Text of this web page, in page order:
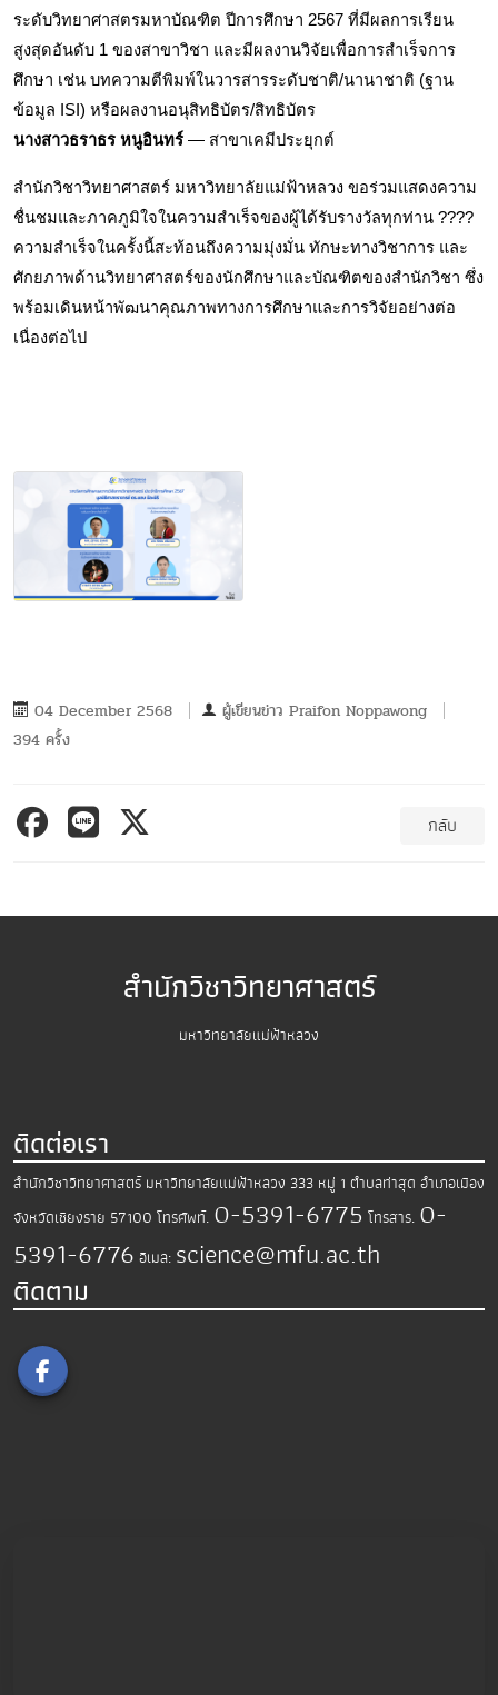
ระดับวิทยาศาสตรมหาบัณฑิต ปีการศึกษา 2567 ที่มีผลการเรียน
สูงสุดอันดับ 1 ของสาขาวิชา และมีผลงานวิจัยเพื่อการสำเร็จการ
ศึกษา เช่น บทความตีพิมพ์ในวารสารระดับชาติ/นานาชาติ (ฐาน
ข้อมูล ISI) หรือผลงานอนุสิทธิบัตร/สิทธิบัตร
นางสาวธราธร หนูอินทร์ — สาขาเคมีประยุกต์
สำนักวิชาวิทยาศาสตร์ มหาวิทยาลัยแม่ฟ้าหลวง ขอร่วมแสดงความ
ชื่นชมและภาคภูมิใจในความสำเร็จของผู้ได้รับรางวัลทุกท่าน ????
ความสำเร็จในครั้งนี้สะท้อนถึงความมุ่งมั่น ทักษะทางวิชาการ และ
ศักยภาพด้านวิทยาศาสตร์ของนักศึกษาและบัณฑิตของสำนักวิชา ซึ่ง
พร้อมเดินหน้าพัฒนาคุณภาพทางการศึกษาและการวิจัยอย่างต่อ
เนื่องต่อไป
04 December 2568 ผู้เขียนข่าว Praifon Noppawong
394 ครั้ง
กลับ
สำนักวิชาวิทยาศาสตร์
มหาวิทยาลัยแม่ฟ้าหลวง
ติดต่อเรา
สำนักวิชาวิทยาศาสตร์ มหาวิทยาลัยแม่ฟ้าหลวง 333 หมู่ 1 ตำบลท่าสุด อำเภอเมือง
จังหวัดเชียงราย 57100 โทรศัพท์. 0-5391-6775 โทรสาร. 0-
5391-6776 อีเมล: science@mfu.ac.th
ติดตาม